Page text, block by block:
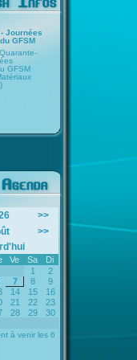
Journées
GFSM
GFSM
>>
>>
Ve Sa
Di
1
2
7 8
9
14 15
16
21 22
23
28 29
30
à venir les 6